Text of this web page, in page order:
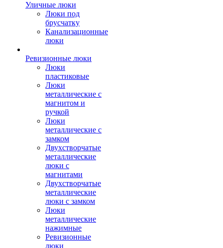
Уличные люки
Люки под
брусчатку
Канализационные
люки
Ревизионные люки
Люки
пластиковые
Люки
металлические с
магнитом и
ручкой
Люки
металлические с
замком
Двухстворчатые
металлические
люки с
магнитами
Двухстворчатые
металлические
люки с замком
Люки
металлические
нажимные
Ревизионные
люки